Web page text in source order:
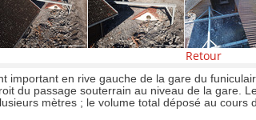
Retour
important en rive gauche de la gare du
du passage souterrain au niveau de la gare.
mètres ; le volume total déposé au cours